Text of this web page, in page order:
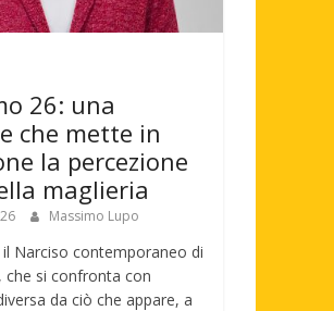
26: una
che mette in
la percezione
maglieria
Massimo Lupo
Narciso contemporaneo di
che si confronta con
da ciò che appare, a